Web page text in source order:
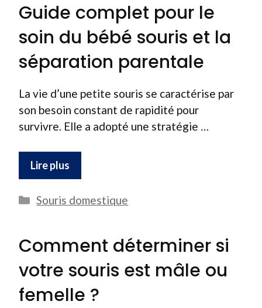
Guide complet pour le
soin du bébé souris et la
séparation parentale
La vie d’une petite souris se caractérise par
son besoin constant de rapidité pour
survivre. Elle a adopté une stratégie …
Lire plus
Catégories
Souris domestique
Comment déterminer si
votre souris est mâle ou
femelle ?